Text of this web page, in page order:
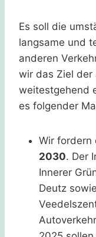
Es soll die
langsame und
anderen
wir das Ziel
weitestgehend
es folgender
Wir fordern
2030. Der
Innerer
Deutz